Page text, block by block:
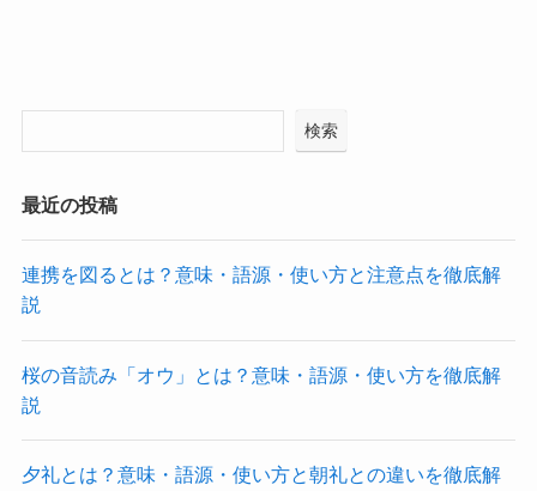
検索
最近の投稿
連携を図るとは？意味・語源・使い方と注意点を徹底解
説
桜の音読み「オウ」とは？意味・語源・使い方を徹底解
説
夕礼とは？意味・語源・使い方と朝礼との違いを徹底解